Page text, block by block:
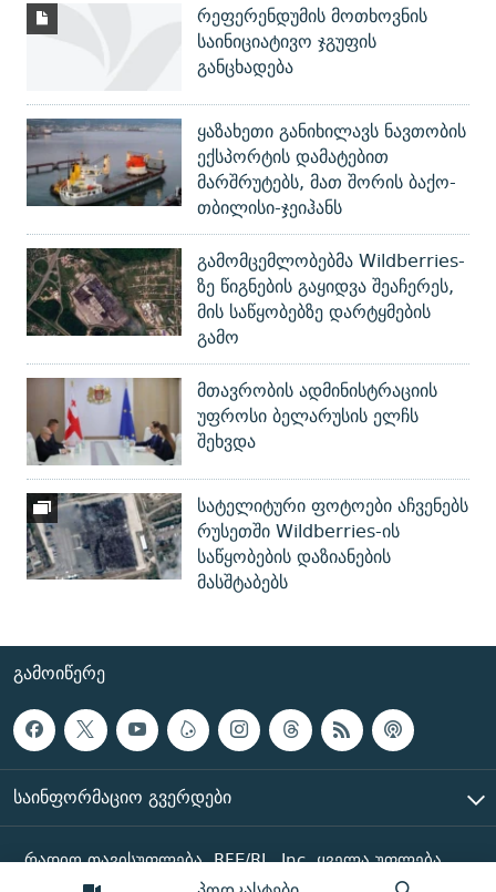
რეფერენდუმის მოთხოვნის
საინიციატივო ჯგუფის
განცხადება
ყაზახეთი განიხილავს ნავთობის
ექსპორტის დამატებით
მარშრუტებს, მათ შორის ბაქო-
თბილისი-ჯეიჰანს
გამომცემლობებმა Wildberries-
ზე წიგნების გაყიდვა შეაჩერეს,
მის საწყობებზე დარტყმების
გამო
მთავრობის ადმინისტრაციის
უფროსი ბელარუსის ელჩს
შეხვდა
სატელიტური ფოტოები აჩვენებს
რუსეთში Wildberries-ის
საწყობების დაზიანების
მასშტაბებს
ᲒᲐᲛᲝᲘᲬᲔᲠᲔ
ᲡᲐᲘᲜᲤᲝᲠᲛᲐᲪᲘᲝ ᲒᲕᲔᲠᲓᲔᲑᲘ
რადიო თავისუფლება, RFE/RL, Inc. ყველა უფლება
დაცულია